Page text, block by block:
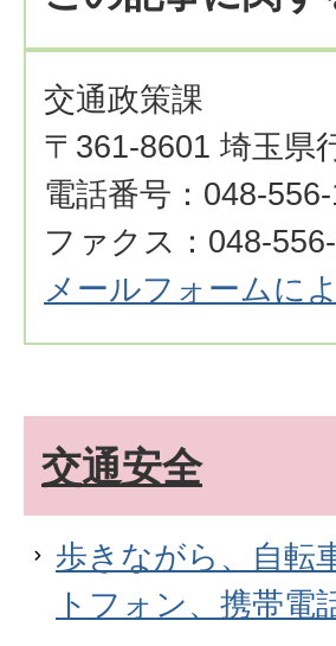
交通政策課
〒361-8601 埼玉県
電話番号：048-
ファクス：048-
メールフォームに
交通安全
歩きながら、自転
トフォン、携帯